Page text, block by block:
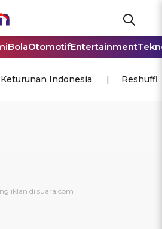
BolaOtomotifEntertainment
Indonesia